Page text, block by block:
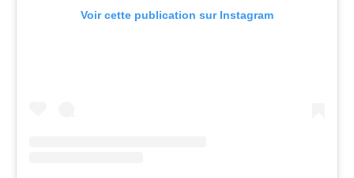
Voir cette publication sur Instagram